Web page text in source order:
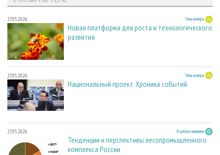
27.05.2026 Тема номера
Новая платформа для роста и технологического
развития
27.05.2026 Тема номера
Национальный проект. Хроника событий
27.05.2026 В центре внимания
Тенденции и перспективы лесопромышленного
комплекса России